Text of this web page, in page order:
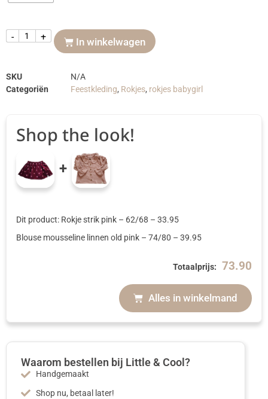
- + In winkelwagen
SKU
N/A
Categoriën
Feestkleding, Rokjes, rokjes babygirl
Shop the look!
+
Totaalprijs: 73.90
Alles in winkelmand
Dit product: Rokje strik pink – 62/68 – 33.95
Blouse mousseline linnen old pink – 74/80 – 39.95
Waarom bestellen bij Little & Cool?
Handgemaakt
Shop nu, betaal later!